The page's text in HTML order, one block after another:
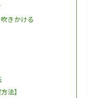
きかける
法】